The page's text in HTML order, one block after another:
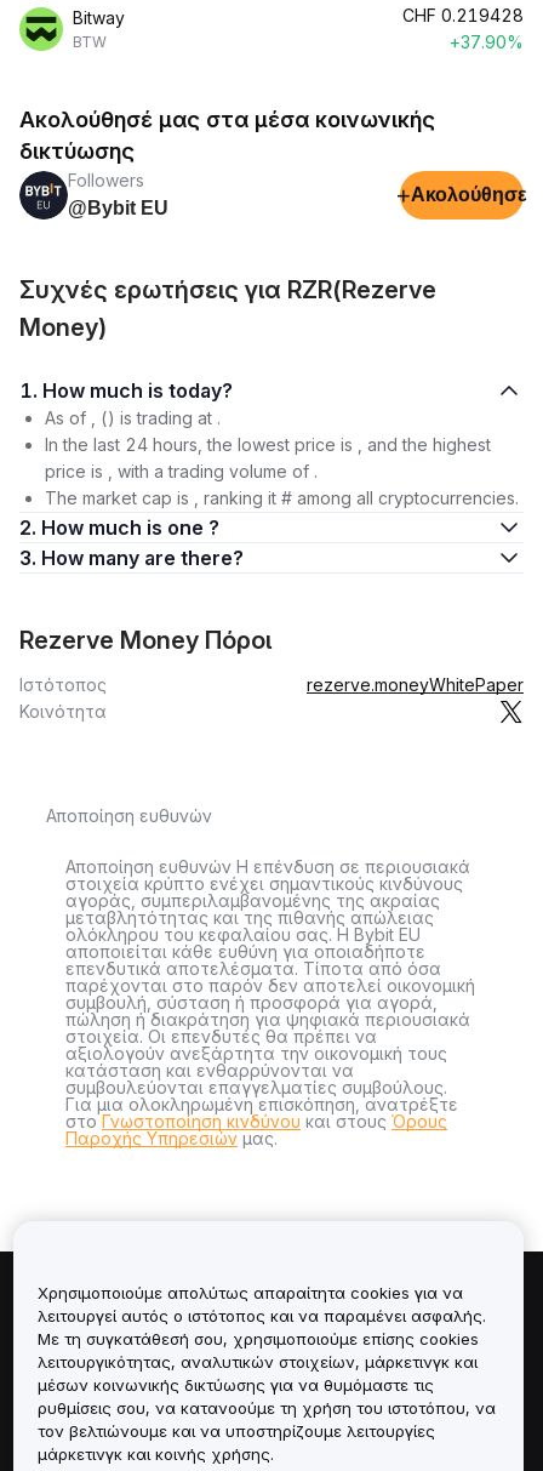
Bitway
BTW
CHF 0.219428
+37.90%
Ακολούθησέ μας στα μέσα κοινωνικής
δικτύωσης
Followers
@Bybit EU
+Ακολούθησε
Συχνές ερωτήσεις για RZR(Rezerve
Money)
1. How much is today?
As of , () is trading at .
In the last 24 hours, the lowest price is , and the highest
price is , with a trading volume of .
The market cap is , ranking it # among all cryptocurrencies.
2. How much is one ?
3. How many are there?
Rezerve Money Πόροι
Ιστότοπος rezerve.moneyWhitePaper
Κοινότητα
Αποποίηση ευθυνών
Αποποίηση ευθυνών Η επένδυση σε περιουσιακά
στοιχεία κρύπτο ενέχει σημαντικούς κινδύνους
αγοράς, συμπεριλαμβανομένης της ακραίας
μεταβλητότητας και της πιθανής απώλειας
ολόκληρου του κεφαλαίου σας. Η Bybit EU
αποποιείται κάθε ευθύνη για οποιαδήποτε
επενδυτικά αποτελέσματα. Τίποτα από όσα
παρέχονται στο παρόν δεν αποτελεί οικονομική
συμβουλή, σύσταση ή προσφορά για αγορά,
πώληση ή διακράτηση για ψηφιακά περιουσιακά
στοιχεία. Οι επενδυτές θα πρέπει να
αξιολογούν ανεξάρτητα την οικονομική τους
κατάσταση και ενθαρρύνονται να
συμβουλεύονται επαγγελματίες συμβούλους.
Για μια ολοκληρωμένη επισκόπηση, ανατρέξτε
στοΓνωστοποίηση κινδύνου και στους Όρους
Παροχής Υπηρεσιών μας.
Πληροφορίες για
Υπηρεσίες
Υποστήριξη
Χρησιμοποιούμε απολύτως απαραίτητα cookies για να
λειτουργεί αυτός ο ιστότοπος και να παραμένει ασφαλής.
Με τη συγκατάθεσή σου, χρησιμοποιούμε επίσης cookies
λειτουργικότητας, αναλυτικών στοιχείων, μάρκετινγκ και
μέσων κοινωνικής δικτύωσης για να θυμόμαστε τις
ρυθμίσεις σου, να κατανοούμε τη χρήση του ιστοτόπου, να
τον βελτιώνουμε και να υποστηρίζουμε λειτουργίες
μάρκετινγκ και κοινής χρήσης.